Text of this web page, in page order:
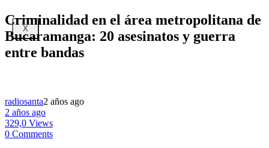
X
Criminalidad en el área metropolitana de
Bucaramanga: 20 asesinatos y guerra
entre bandas
radiosanta2 años ago
2 años ago
329,0 Views
0 Comments